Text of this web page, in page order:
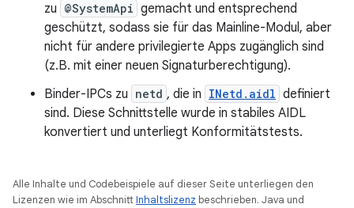
zu @SystemApi gemacht und entsprechend
geschützt, sodass sie für das Mainline-Modul, aber
nicht für andere privilegierte Apps zugänglich sind
(z.B. mit einer neuen Signaturberechtigung).
Binder-IPCs zu netd , die in INetd.aidl definiert
sind. Diese Schnittstelle wurde in stabiles AIDL
konvertiert und unterliegt Konformitätstests.
Alle Inhalte und Codebeispiele auf dieser Seite unterliegen den
Lizenzen wie im AbschnittInhaltslizenz beschrieben. Java und